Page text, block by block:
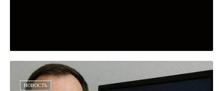
НОВОСТЬ